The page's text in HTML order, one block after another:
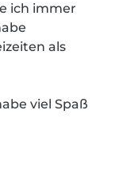
ich immer
als
viel Spaß